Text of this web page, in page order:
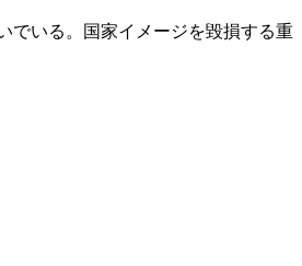
でいる。国家イメージを毀損する重